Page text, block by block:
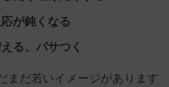
が鈍くなる
る、パサつく
まだ若いイメージがあります